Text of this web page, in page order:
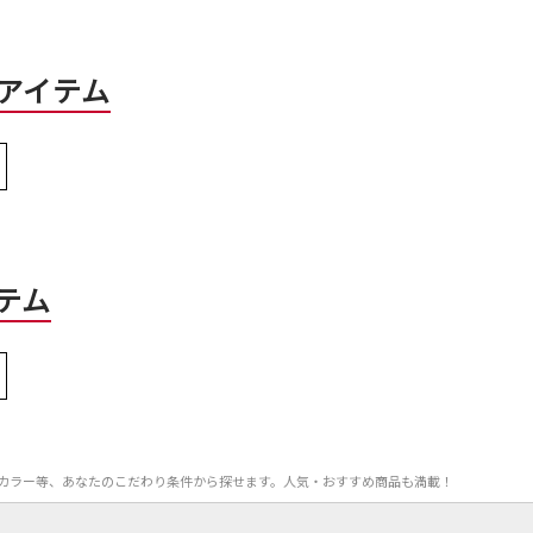
イテム
ム
ー等、あなたのこだわり条件から探せます。人気・おすすめ商品も満載！